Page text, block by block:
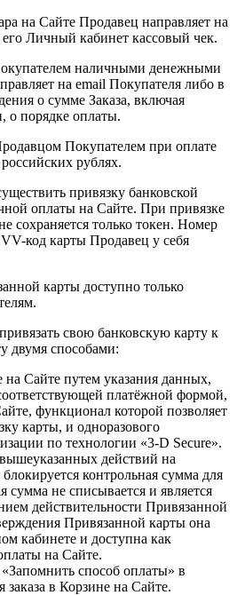
на Сайте Продавец направляет на
Личный кабинет кассовый чек.
наличными денежными
на email Покупателя либо в
о сумме Заказа, включая
о порядке оплаты.
Покупателем при оплате
рублях.
привязку банковской
оплаты на Сайте. При привязке
сохраняется только токен. Номер
код карты Продавец у себя
карты доступно только
свою банковскую карту к
двумя способами:
Сайте путем указания данных,
платёжной формой,
функционал которой позволяет
карты, и одноразового
по технологии «3-D Secure».
действий на
контрольная сумма для
сумма не списывается и является
действительности Привязанной
Привязанной карты она
кабинете и доступна как
на Сайте.
способ оплаты» в
в Корзине на Сайте.